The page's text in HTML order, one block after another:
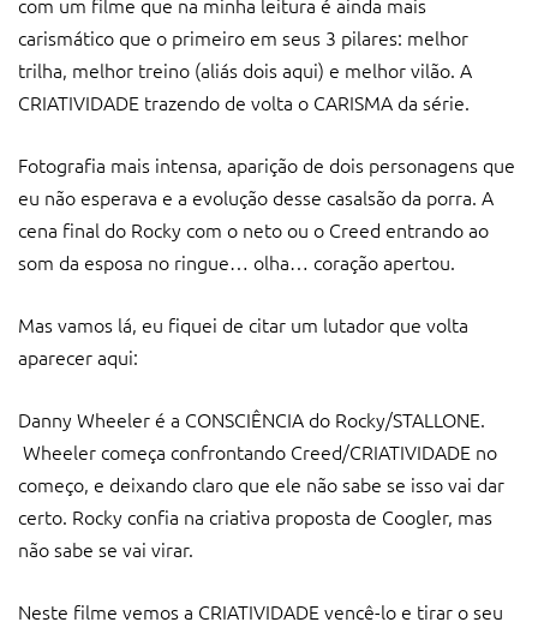
carismático que o primeiro em seus 3 pilares: melhor
trilha, melhor treino (aliás dois aqui) e melhor vilão. A
CRIATIVIDADE trazendo de volta o CARISMA da série.
Fotografia mais intensa, aparição de dois personagens que
eu não esperava e a evolução desse casalsão da porra. A
cena final do Rocky com o neto ou o Creed entrando ao
som da esposa no ringue… olha… coração apertou.
Mas vamos lá, eu fiquei de citar um lutador que volta
aparecer aqui:
Danny Wheeler é a CONSCIÊNCIA do Rocky/STALLONE.
Wheeler começa confrontando Creed/CRIATIVIDADE no
começo, e deixando claro que ele não sabe se isso vai dar
certo. Rocky confia na criativa proposta de Coogler, mas
não sabe se vai virar.
Neste filme vemos a CRIATIVIDADE vencê-lo e tirar o seu